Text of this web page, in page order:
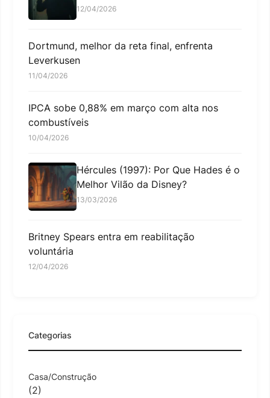
12/04/2026
Dortmund, melhor da reta final, enfrenta
Leverkusen
11/04/2026
IPCA sobe 0,88% em março com alta nos
combustíveis
10/04/2026
Hércules (1997): Por Que Hades é o
Melhor Vilão da Disney?
13/03/2026
Britney Spears entra em reabilitação
voluntária
12/04/2026
Categorias
Casa/Construção
(2)